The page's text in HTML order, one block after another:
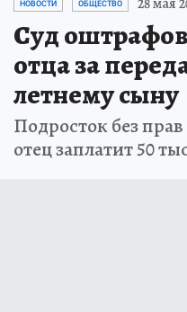
НОВОСТИ ОБЩЕСТВО
Суд
отца за
летнему сыну
Подросток без
отец заплатит 50